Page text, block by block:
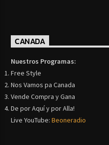
CANADA
Nuestros Programas:
Free Style
Nos Vamos pa Canada
Vende Compra y Gana
De por Aquí y por Alla!
Live YouTube:Beoneradio